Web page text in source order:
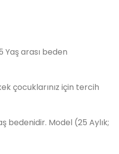
arası beden
çocuklarınız için tercih
bedenidir. Model (25 Aylık;